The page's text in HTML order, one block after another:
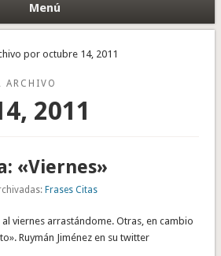
Menú
por octubre 14, 2011
ARCHIVO
2011
«Viernes»
Frases Citas
viernes arrastándome. Otras, en cambio
Ruymán Jiménez en su twitter